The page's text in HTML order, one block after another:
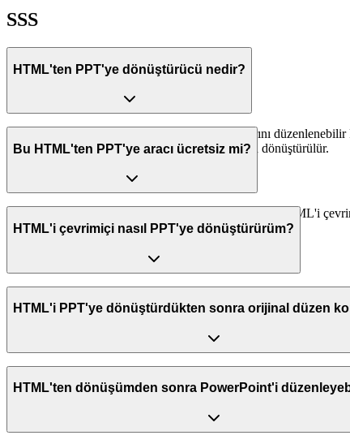
SSS
HTML'ten PPT'ye dönüştürücü nedir?
HTML'ten PPT'ye dönüştürücü, HTML dosyalarını
düzenler otomatik olarak çıkarılıp PPT slaytlarına dönüştürülür.
Bu HTML'ten PPT'ye aracı ücretsiz mi?
Evet, Dokie AI; yazılım indirmeden ya da kurmadan HTML'i
HTML'i çevrimiçi nasıl PPT'ye dönüştürürüm?
HTML'i çevrimiçi PPT'ye dönüştürmek için sadece HTML
HTML'i PPT'ye dönüştürdükten sonra orijinal düzen
AI destekli HTML'ten PPT'ye araç; orijinal düzeni, metin yapısını
HTML'ten dönüşümden sonra PowerPoint'i